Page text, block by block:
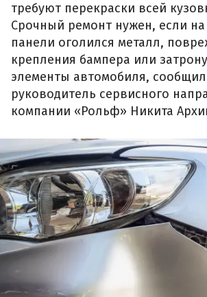
требуют перекраски всей
Срочный ремонт нужен, если на
панели оголился металл,
крепления бампера или
элементы автомобиля, сообщил
руководитель сервисного
компании «Рольф» Никита